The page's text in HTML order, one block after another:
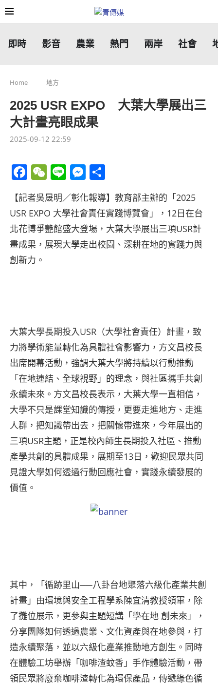
即時 影音 農業 熱門 兩岸 社會
Home 地方
2025 USR EXPO 大葉大學展出三
大計畫亮眼成果
2025-09-12 22:59
Facebook
WeChat
LineMessenger
享
【記者吳晟明／彰化報導】教育部主辦的「2025
USR EXPO 大學社會責任實踐博覽會」，12日在台
北花博爭艷館盛大登場，大葉大學展出三項USR計
畫成果，展現大學走出校園、深耕在地的實踐力與
創新力。
大葉大學長期投入USR（大學社會責任）計畫，致
力將學術能量轉化為具體社會影響力，方文昌校長
出席開幕活動，強調大葉大學將持續以行動推動
「在地連結、全球視野」的理念，與社區攜手共創
永續未來。方文昌校長表示，大葉大學一直相信，
大學不只是課堂知識的傳授，更要走進地方、走進
人群，把知識帶出去，把關懷帶進來，今年展出的
三項USR主題，正是校內師生長期投入社區、推動
產學共創的具體成果，展期至13日，歡迎民眾共同
見證大學如何透過行動回應社會，實踐永續發展的
價值。
其中，「循跡里山──八卦台地聚落六級化產業共創
計畫」由環境與安全工程學系陳宜清教授領軍，除
了攤位展示，更參與主題短講「學在地 創未來」，
分享團隊如何透過農業、文化資產與在地參與，打
造永續聚落，並以六級化產業推動地方創生。同時
在體驗工坊舉辦「咖啡渣蚊香」手作體驗活動，帶
領民眾將廢棄咖啡渣轉化為環保產品，傳遞綠色循